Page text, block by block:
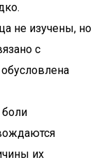
не изучены, но
с
их